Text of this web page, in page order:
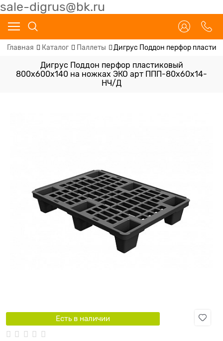
sale-digrus@bk.ru
Главная Каталог Паллеты Дигрус Поддон перфор
Дигрус Поддон перфор пластиковый
800х600х140 на ножках ЭКО арт ППП-80х60х14-
НЧ/Д
Есть в наличии